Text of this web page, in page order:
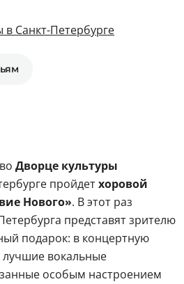
Санкт-Петербурге
Дворце культуры
пройдетхоровой
Нового». В этот раз
представят зрителю
подарок: в концертную
вокальные
особым настроением